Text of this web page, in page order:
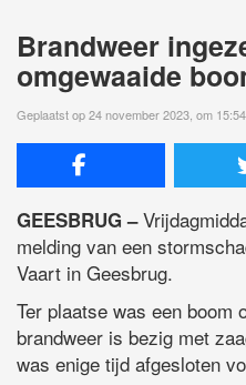
Brandweer
omgewaaide
Geplaatst op 24 november 2023, om
GEESBRUG –
melding van een
Vaart in Geesbrug.
Ter plaatse was een boom
brandweer is bezig met
was enige tijd afgesloten